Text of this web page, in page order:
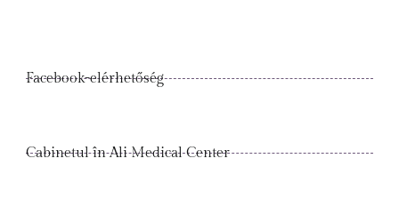
Facebook-elérhetőség
Cabinetul în Ali Medical Center